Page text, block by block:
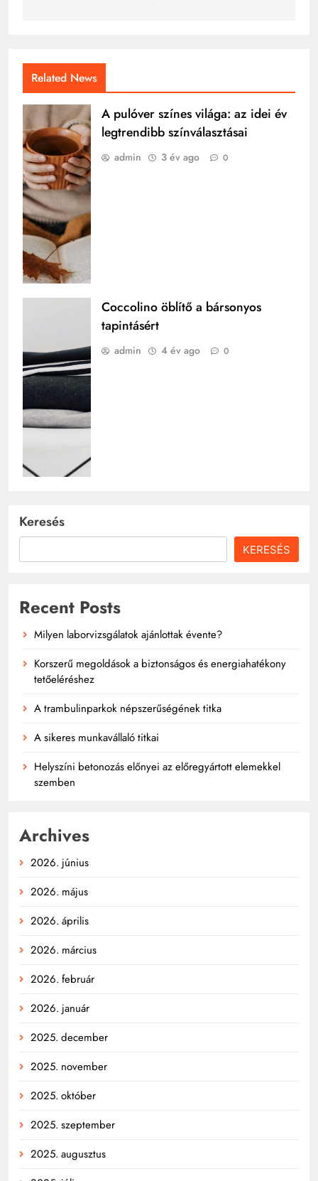
Related News
A pulóver színes világa: az idei év
legtrendibb színválasztásai
admin 3 év ago 0
Coccolino öblítő a bársonyos
tapintásért
admin 4 év ago 0
Keresés
KERESÉS
Recent Posts
Milyen laborvizsgálatok ajánlottak évente?
Korszerű megoldások a biztonságos és energiahatékony
tetőeléréshez
A trambulinparkok népszerűségének titka
A sikeres munkavállaló titkai
Helyszíni betonozás előnyei az előregyártott elemekkel
szemben
Archives
2026. június
2026. május
2026. április
2026. március
2026. február
2026. január
2025. december
2025. november
2025. október
2025. szeptember
2025. augusztus